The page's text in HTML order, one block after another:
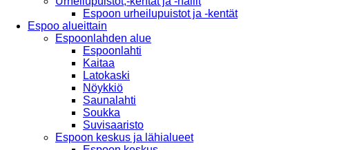
Espoon urheilupuistot ja -kentät
Espoo alueittain
Espoonlahden alue
Espoonlahti
Kaitaa
Latokaski
Nöykkiö
Saunalahti
Soukka
Suvisaaristo
Espoon keskus ja lähialueet